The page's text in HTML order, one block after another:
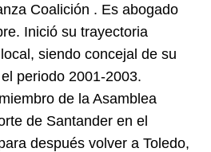
Coalición . Es abogado
Inició su trayectoria
siendo concejal de su
periodo 2001-2003.
de la Asamblea
de Santander en el
después volver a Toledo,